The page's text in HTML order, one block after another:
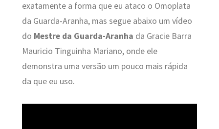
exatamente a forma que eu ataco o Omoplata
da Guarda-Aranha, mas segue abaixo um vídeo
do Mestre da Guarda-Aranha da Gracie Barra
Mauricio Tinguinha Mariano, onde ele
demonstra uma versão um pouco mais rápida
da que eu uso.